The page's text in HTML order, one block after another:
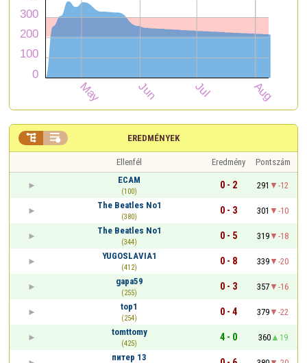
EREDMÉNYEK
 
Ellenfél Eredmény
Pontszám
ECAM
(100)
0 - 2 291
-12
The Beatles No1
(380)
0 - 3 301
-10
The Beatles No1
(344)
0 - 5 319
-18
YUGOSLAVIA1
(412)
0 - 8 339
-20
gapa59
(255)
0 - 3 357
-16
top1
(254)
0 - 4 379
-22
tomttomy
(425)
4 - 0 360
19
питер 13